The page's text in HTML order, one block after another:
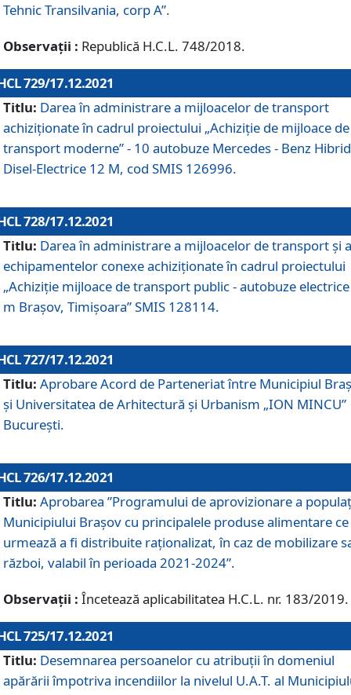
Tehnic Transilvania, corp A”.
Observații : Republică H.C.L. 748/2018.
729/17.12.2021
Titlu: Darea în administrare a mijloacelor de transport
achiziționate în cadrul proiectului „Achiziţie de mijloace de
transport moderne” - 10 autobuze Mercedes - Benz Hibrid
Disel-Electrice 12 M, cod SMIS 126996.
728/17.12.2021
Titlu: Darea în administrare a mijloacelor de transport și a
echipamentelor conexe achiziționate în cadrul proiectului
„Achiziție mijloace de transport public - autobuze
m Brașov, Timișoara” SMIS 128114.
727/17.12.2021
Titlu: Aprobare Acord de Parteneriat între Municipiul
și Universitatea de Arhitectură și Urbanism „ION MINCU”
București.
726/17.12.2021
Titlu: Aprobarea ”Programului de aprovizionare a
Municipiului Braşov cu principalele produse alimentare ce
urmează a fi distribuite raționalizat, în caz de mobilizare
război, valabil în perioada 2021-2024”.
Observații : Încetează aplicabilitatea H.C.L. nr. 183/2019.
725/17.12.2021
Titlu: Desemnarea persoanelor cu atribuții în domeniul
apărării împotriva incendiilor la nivelul U.A.T. al